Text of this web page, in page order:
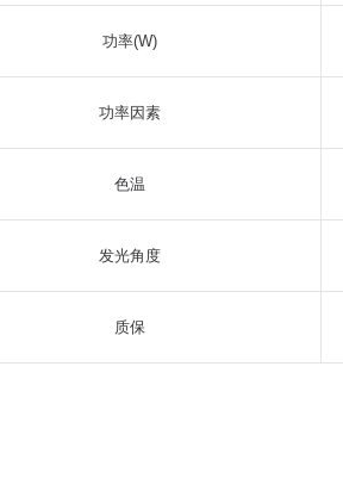
功率(W)
功率因素
色温
发光角度
质保